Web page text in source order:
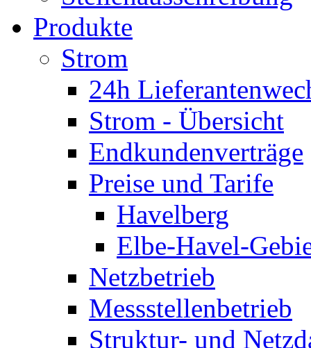
Produkte
Strom
24h
Strom - Übersicht
Endkundenverträge
Preise und Tarife
Havelberg
Elbe-Havel-
Netzbetrieb
Messstellenbetrieb
Struktur- und